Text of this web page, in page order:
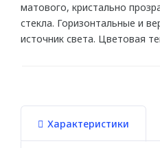
Гибкие
МОЛДИНГИ
Уголки
Из дюрополимера
матового, кристально
стекла. Горизонтальные и
источник света. Цветовая
Характеристики